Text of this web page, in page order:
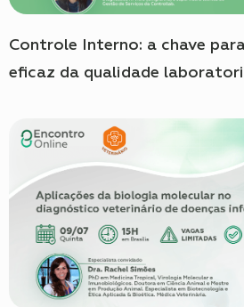
Controle Interno: a chave
eficaz da qualidade